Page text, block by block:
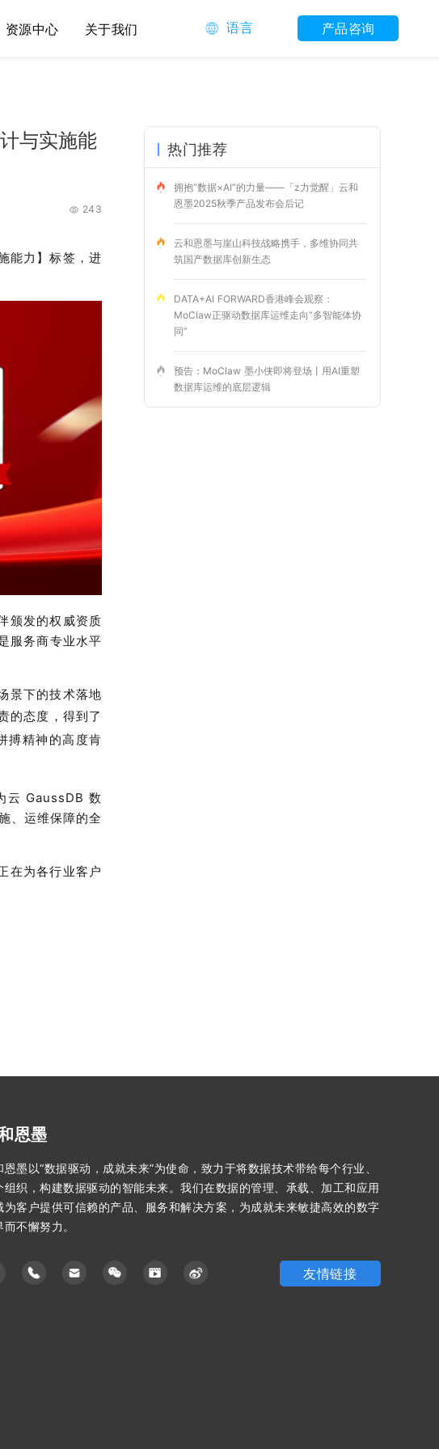
资源中心 关于我们 语言 产品咨询
与实施能
243
能力】标签， 进
颁发的权威资质
服务商专业水平
景下的技术落地
的态度，得到了
搏精神的高度肯
云 GaussDB 数
、运维保障的全
在为各行业客户
热门推荐
拥抱“数据×AI”的力量——「z力觉醒」云和
恩墨2025秋季产品发布会后记
云和恩墨与崖山科技战略携手，多维协同共
筑国产数据库创新生态
DATA+AI FORWARD香港峰会观察：
MoClaw正驱动数据库运维走向“多智能体协
同”
预告：MoClaw 墨小侠即将登场丨用AI重塑
数据库运维的底层逻辑
恩墨
恩墨以“数据驱动，成就未来”为使命，致力于将数据技术带给每个行业、
组织，构建数据驱动的智能未来。我们在数据的管理、承载、加工和应用
为客户提供可信赖的产品、服务和解决方案，为成就未来敏捷高效的数字
而不懈努力。
友情链接